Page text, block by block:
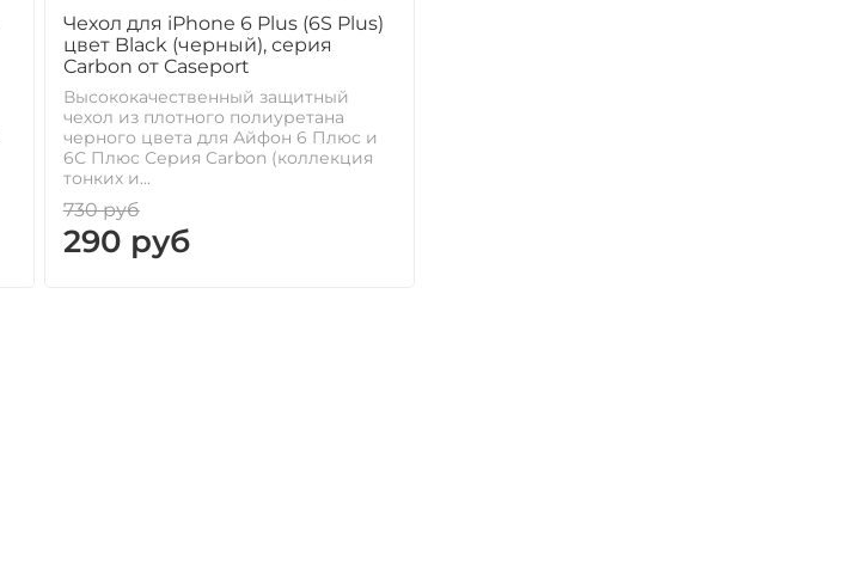
Чехол для iPhone 6 Plus (6S Plus)
цвет Black (черный), серия
Carbon от Caseport
Высококачественный защитный
чехол из плотного полиуретана
черного цвета для Айфон 6 Плюс и
6С Плюс Серия Carbon (коллекция
тонких и...
730 руб
290 руб